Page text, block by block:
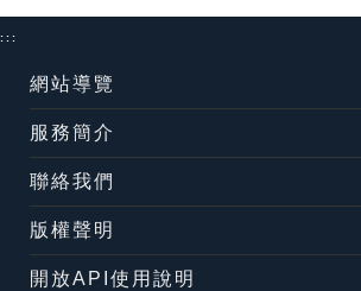
:::
網站導覽
服務簡介
聯絡我們
版權聲明
開放API使用說明